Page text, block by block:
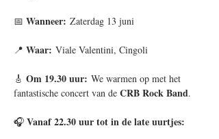
📅 Wanneer: Zaterdag 13 juni
📍 Waar: Viale Valentini, Cingoli
🎸 Om 19.30 uur: We warmen op met het
fantastische concert van de CRB Rock Band.
🎧 Vanaf 22.30 uur tot in de late uurtjes: